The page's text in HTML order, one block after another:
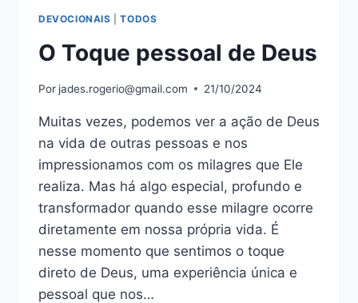
DEVOCIONAIS |TODOS
O Toque pessoal de Deus
Por jades.rogerio@gmail.com 21/10/2024
Muitas vezes, podemos ver a ação de Deus
na vida de outras pessoas e nos
impressionamos com os milagres que Ele
realiza. Mas há algo especial, profundo e
transformador quando esse milagre ocorre
diretamente em nossa própria vida. É
nesse momento que sentimos o toque
direto de Deus, uma experiência única e
pessoal que nos…